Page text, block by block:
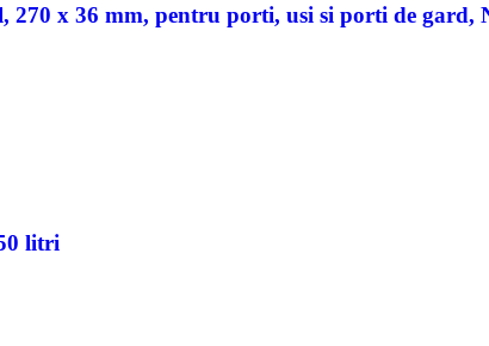
x 36 mm, pentru porti, usi si porti de gard,
litri